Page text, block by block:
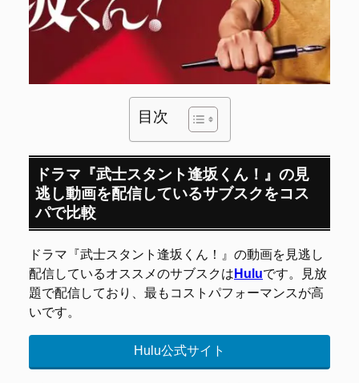
目次
ドラマ『武士スタント逢坂くん！』の見
逃し動画を配信しているサブスクをコス
パで比較
ドラマ『武士スタント逢坂くん！』の動画を見逃し
配信しているオススメのサブスクは Huluです。見放
題で配信しており、最もコストパフォーマンスが高
いです。
Hulu公式サイト